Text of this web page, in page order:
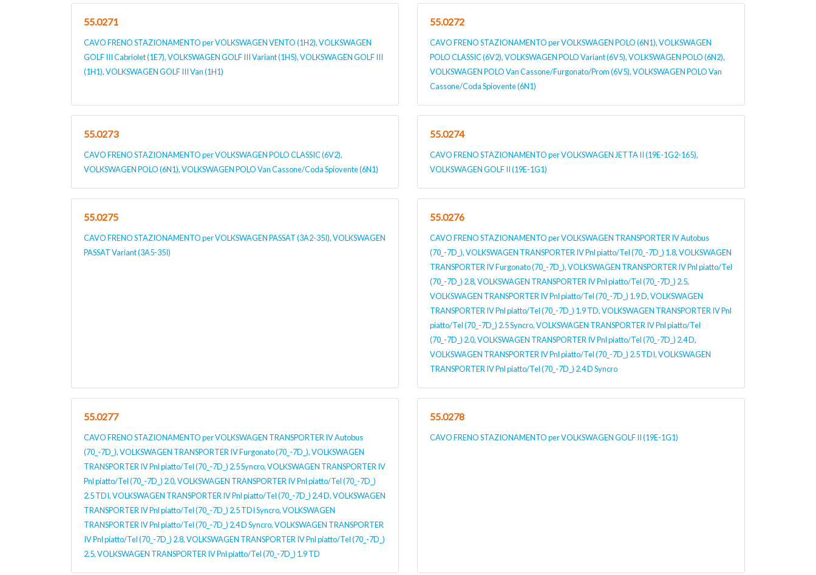
55.0271
CAVO FRENO STAZIONAMENTO per VOLKSWAGEN VENTO (1H2), VOLKSWAGEN
GOLF III Cabriolet (1E7), VOLKSWAGEN GOLF III Variant (1H5), VOLKSWAGEN GOLF III
(1H1), VOLKSWAGEN GOLF III Van (1H1)
55.0272
CAVO FRENO STAZIONAMENTO per VOLKSWAGEN POLO (6N1), VOLKSWAGEN
POLO CLASSIC (6V2), VOLKSWAGEN POLO Variant (6V5), VOLKSWAGEN POLO (6N2),
VOLKSWAGEN POLO Van Cassone/Furgonato/Prom (6V5), VOLKSWAGEN POLO Van
Cassone/Coda Spiovente (6N1)
55.0273
CAVO FRENO STAZIONAMENTO per VOLKSWAGEN POLO CLASSIC (6V2),
VOLKSWAGEN POLO (6N1), VOLKSWAGEN POLO Van Cassone/Coda Spiovente (6N1)
55.0274
CAVO FRENO STAZIONAMENTO per VOLKSWAGEN JETTA II (19E-1G2-165),
VOLKSWAGEN GOLF II (19E-1G1)
55.0275
CAVO FRENO STAZIONAMENTO per VOLKSWAGEN PASSAT (3A2-35I), VOLKSWAGEN
PASSAT Variant (3A5-35I)
55.0276
CAVO FRENO STAZIONAMENTO per VOLKSWAGEN TRANSPORTER IV Autobus
(70_-7D_), VOLKSWAGEN TRANSPORTER IV Pnl piatto/Tel (70_-7D_) 1.8, VOLKSWAGEN
TRANSPORTER IV Furgonato (70_-7D_), VOLKSWAGEN TRANSPORTER IV Pnl piatto/Tel
(70_-7D_) 2.8, VOLKSWAGEN TRANSPORTER IV Pnl piatto/Tel (70_-7D_) 2.5,
VOLKSWAGEN TRANSPORTER IV Pnl piatto/Tel (70_-7D_) 1.9 D, VOLKSWAGEN
TRANSPORTER IV Pnl piatto/Tel (70_-7D_) 1.9 TD, VOLKSWAGEN TRANSPORTER IV Pnl
piatto/Tel (70_-7D_) 2.5 Syncro, VOLKSWAGEN TRANSPORTER IV Pnl piatto/Tel
(70_-7D_) 2.0, VOLKSWAGEN TRANSPORTER IV Pnl piatto/Tel (70_-7D_) 2.4 D,
VOLKSWAGEN TRANSPORTER IV Pnl piatto/Tel (70_-7D_) 2.5 TDI, VOLKSWAGEN
TRANSPORTER IV Pnl piatto/Tel (70_-7D_) 2.4 D Syncro
55.0277
CAVO FRENO STAZIONAMENTO per VOLKSWAGEN TRANSPORTER IV Autobus
(70_-7D_), VOLKSWAGEN TRANSPORTER IV Furgonato (70_-7D_), VOLKSWAGEN
TRANSPORTER IV Pnl piatto/Tel (70_-7D_) 2.5 Syncro, VOLKSWAGEN TRANSPORTER IV
Pnl piatto/Tel (70_-7D_) 2.0, VOLKSWAGEN TRANSPORTER IV Pnl piatto/Tel (70_-7D_)
2.5 TDI, VOLKSWAGEN TRANSPORTER IV Pnl piatto/Tel (70_-7D_) 2.4 D, VOLKSWAGEN
TRANSPORTER IV Pnl piatto/Tel (70_-7D_) 2.5 TDI Syncro, VOLKSWAGEN
TRANSPORTER IV Pnl piatto/Tel (70_-7D_) 2.4 D Syncro, VOLKSWAGEN TRANSPORTER
IV Pnl piatto/Tel (70_-7D_) 2.8, VOLKSWAGEN TRANSPORTER IV Pnl piatto/Tel (70_-7D_)
2.5, VOLKSWAGEN TRANSPORTER IV Pnl piatto/Tel (70_-7D_) 1.9 TD
55.0278
CAVO FRENO STAZIONAMENTO per VOLKSWAGEN GOLF II (19E-1G1)